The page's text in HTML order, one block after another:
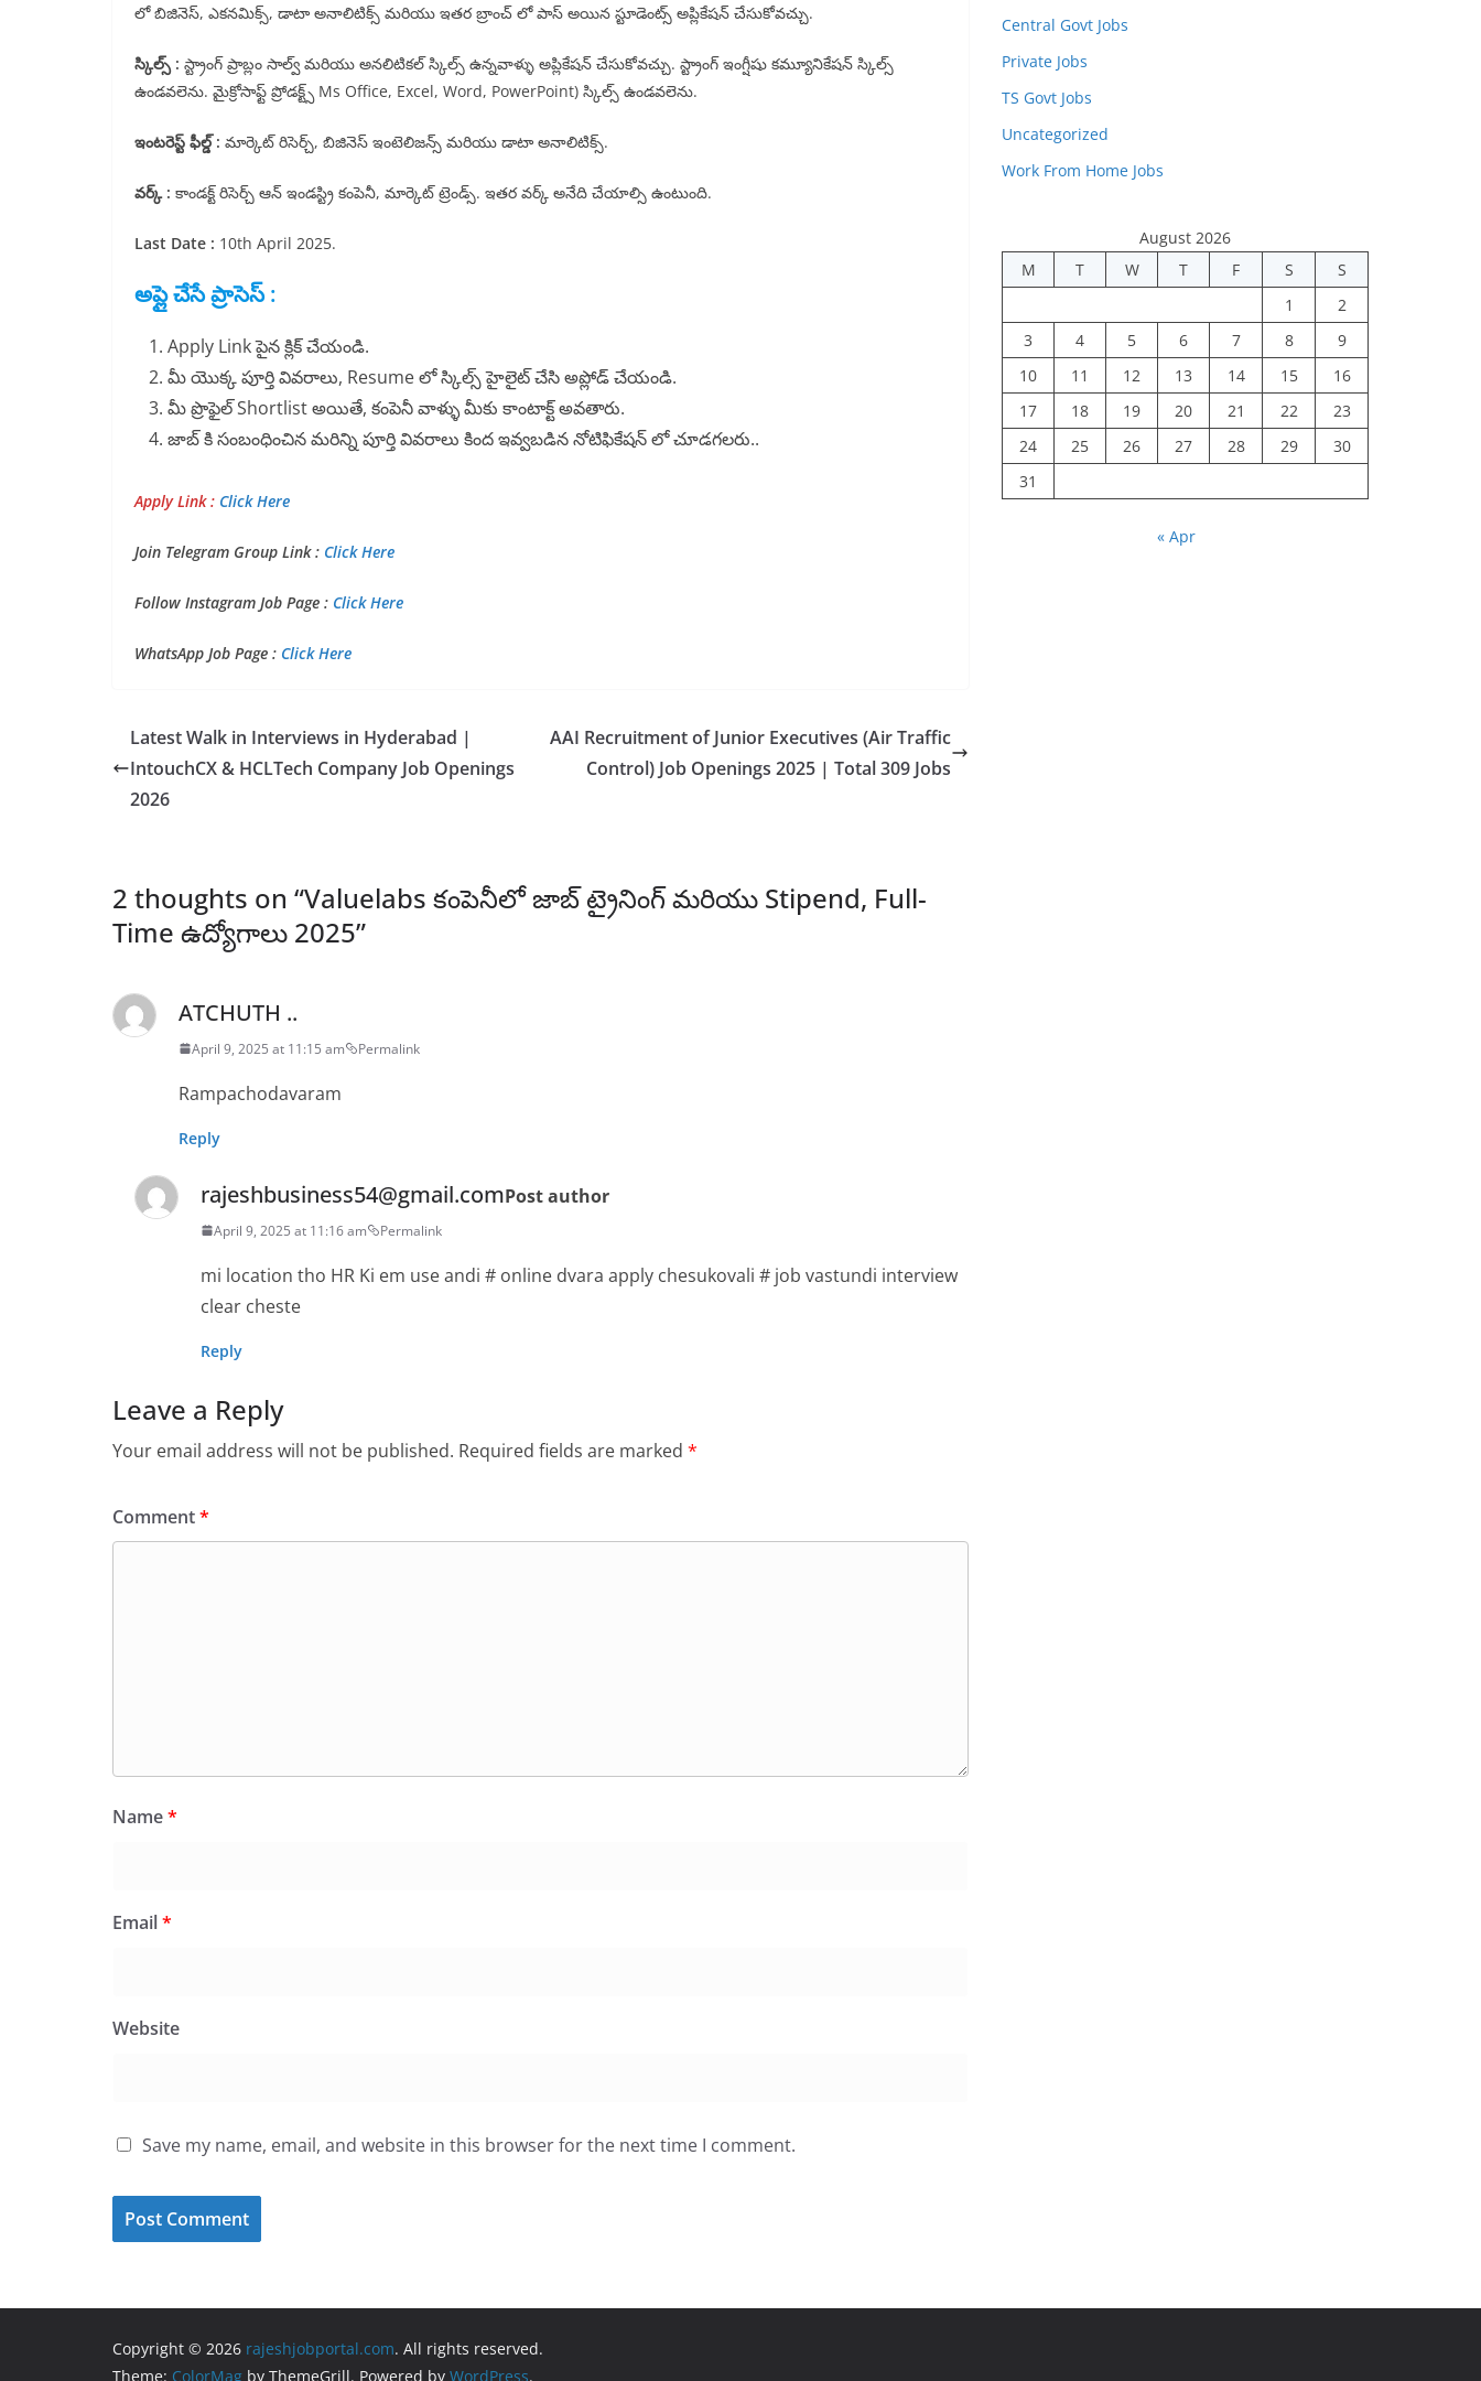
లో బిజినెస్, ఎకనమిక్స్, డాటా అనాలిటిక్స్ మరియు ఇతర బ్రాంచ్ లో పాస్ అయిన స్టూడెంట్స్ అప్లికేషన్ చేసుకోవచ్చు.
స్కిల్స్ : స్ట్రాంగ్ ప్రాబ్లం సాల్వ్ మరియు అనలిటికల్ స్కిల్స్ ఉన్నవాళ్ళు అప్లికేషన్ చేసుకోవచ్చు. స్ట్రాంగ్ ఇంగ్షీషు కమ్యూనికేషన్ స్కిల్స్
ఉండవలెను. మైక్రోసాఫ్ట్ ప్రోడక్ట్స్ Ms Office, Excel, Word, PowerPoint) స్కిల్స్ ఉండవలెను.
ఇంటరెస్ట్ ఫీల్డ్ : మార్కెట్ రిసెర్చ్, బిజినెస్ ఇంటెలిజన్స్ మరియు డాటా అనాలిటిక్స్.
వర్క్ : కాండక్ట్ రిసెర్చ్ ఆన్ ఇండస్ట్రి కంపెనీ, మార్కెట్ ట్రెండ్స్. ఇతర వర్క్ అనేది చేయాల్సి ఉంటుంది.
Last Date : 10th April 2025.
అప్లై చేసే ప్రాసెస్ :
Apply Link పైన క్లిక్ చేయండి.
మీ యొక్క పూర్తి వివరాలు, Resume లో స్కిల్స్ హైలైట్ చేసి అప్లోడ్ చేయండి.
మీ ప్రొఫైల్ Shortlist అయితే, కంపెనీ వాళ్ళు మీకు కాంటాక్ట్ అవతారు.
జాబ్ కి సంబంధించిన మరిన్ని పూర్తి వివరాలు కింద ఇవ్వబడిన నోటిఫికేషన్ లో చూడగలరు..
Apply Link : Click Here
Join Telegram Group Link : Click Here
Follow Instagram Job Page : Click Here
WhatsApp Job Page : Click Here
Latest Walk in Interviews in Hyderabad |
IntouchCX & HCLTech Company Job Openings
2026
AAI Recruitment of Junior Executives (Air Traffic
Control) Job Openings 2025 | Total 309 Jobs
2 thoughts on “Valuelabs కంపెనీలో జాబ్ ట్రైనింగ్ మరియు Stipend, Full-
Time ఉద్యోగాలు 2025”
ATCHUTH ..
April 9, 2025 at 11:15 am Permalink
Rampachodavaram
Reply
rajeshbusiness54@gmail.comPost author
April 9, 2025 at 11:16 am Permalink
mi location tho HR Ki em use andi # online dvara apply chesukovali # job vastundi interview
clear cheste
Reply
Leave a Reply
Your email address will not be published. Required fields are marked *
Comment*
Name*
Email*
Website
Save my name, email, and website in this browser for the next time I comment.
Central Govt Jobs
Private Jobs
TS Govt Jobs
Uncategorized
Work From Home Jobs
August 2026
M
T W T F S
S
1
2
3
4 5 6 7 8
9
10
11 12 13 14 15
16
17
18 19 20 21 22
23
24
25 26 27 28 29
30
31
« Apr
Copyright © 2026 rajeshjobportal.com. All rights reserved.
Theme: ColorMag by ThemeGrill. Powered by WordPress.